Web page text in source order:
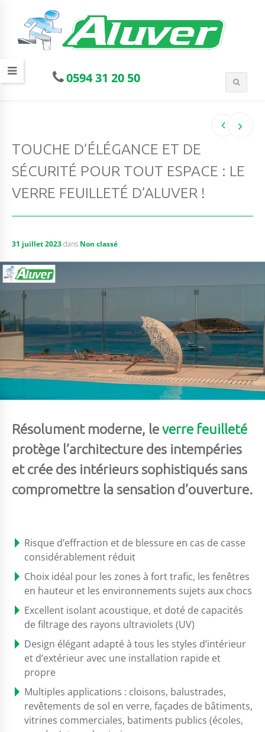
0594 31 20 50
TOUCHE D’ÉLÉGANCE ET DE
SÉCURITÉ POUR TOUT ESPACE : LE
VERRE FEUILLETÉ D’ALUVER !
31 juillet 2023dans Non classé
Résolument moderne, le verre feuilleté
protège l’architecture des intempéries
et crée des intérieurs sophistiqués sans
compromettre la sensation d’ouverture.
Risque d’effraction et de blessure en cas de casse
considérablement réduit
Choix idéal pour les zones à fort trafic, les fenêtres
en hauteur et les environnements sujets aux chocs
Excellent isolant acoustique, et doté de capacités
de filtrage des rayons ultraviolets (UV)
Design élégant adapté à tous les styles d’intérieur
et d’extérieur avec une installation rapide et
propre
Multiples applications : cloisons, balustrades,
revêtements de sol en verre, façades de bâtiments,
vitrines commerciales, batiments publics (écoles,